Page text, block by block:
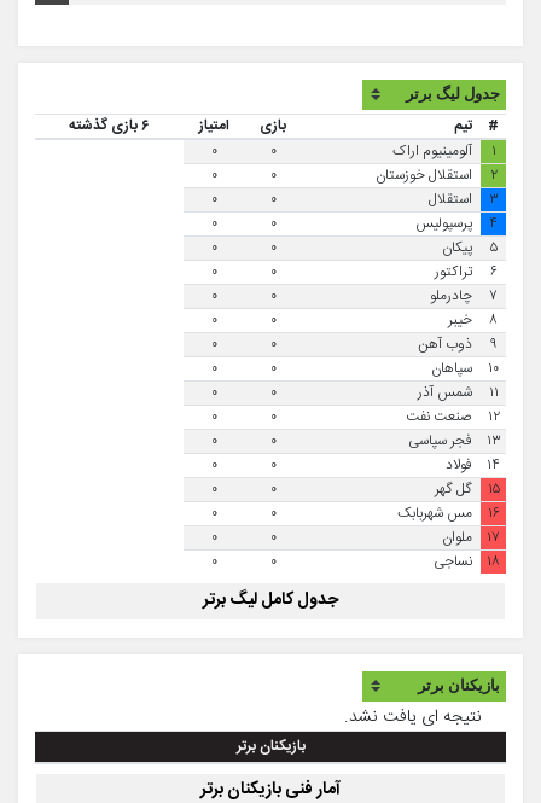
# تیم بازی امتیاز
۶ بازی گذشته
۱
آلومینیوم اراک ۰
۰
۲
استقلال خوزستان ۰
۰
۳
استقلال ۰
۰
۴
پرسپولیس ۰
۰
۵
پیکان ۰
۰
۶
تراکتور ۰
۰
۷
چادرملو ۰
۰
۸
خیبر ۰
۰
۹
ذوب آهن ۰
۰
۱۰
سپاهان ۰
۰
۱۱
شمس آذر ۰
۰
۱۲
صنعت نفت ۰
۰
۱۳
فجر سپاسی ۰
۰
۱۴
فولاد ۰
۰
۱۵
گل گهر ۰
۰
۱۶
مس شهربابک ۰
۰
۱۷
ملوان ۰
۰
۱۸
نساجی ۰ ۰
جدول کامل لیگ برتر
نتیجه ای یافت نشد.
بازیکنان برتر
آمار فنی بازیکنان برتر